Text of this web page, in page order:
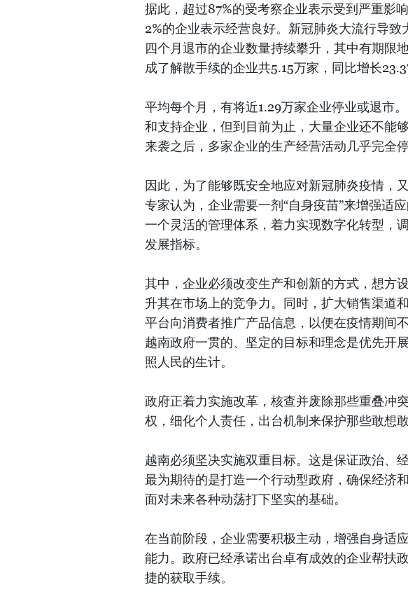
据此，超过87%的受考察企业表示受到严重影
2%的企业表示经营良好。新冠肺炎大流行导
四个月退市的企业数量持续攀升，其中有期限
成了解散手续的企业共5.15万家，同比增长
平均每个月，有将近1.29万家企业停业或退市
和支持企业，但到目前为止，大量企业还不能
来袭之后，多家企业的生产经营活动几乎完全停
因此，为了能够既安全地应对新冠肺炎疫情，
专家认为，企业需要一剂“自身疫苗”来增强适
一个灵活的管理体系，着力实现数字化转型，
发展指标。
其中，企业必须改变生产和创新的方式，想方
升其在市场上的竞争力。同时，扩大销售渠道
平台向消费者推广产品信息，以便在疫情期间不
越南政府一贯的、坚定的目标和理念是优先开
照人民的生计。
政府正着力实施改革，核查并废除那些重叠冲
权，细化个人责任，出台机制来保护那些敢想
越南必须坚决实施双重目标。这是保证政治、
最为期待的是打造一个行动型政府，确保经济
面对未来各种动荡打下坚实的基础。
在当前阶段，企业需要积极主动，增强自身适
能力。政府已经承诺出台卓有成效的企业帮扶
捷的获取手续。